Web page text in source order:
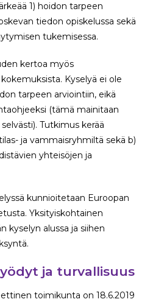
1) hoidon tarpeen
tiedon opiskelussa sekä
tukemisessa.
kertoa myös
Kyselyä ei ole
tarpeen arviointiin, eikä
(tämä mainitaan
Tutkimus kerää
ja vammaisryhmiltä sekä b)
yhteisöjen ja
kunnioitetaan Euroopan
Yksityiskohtainen
kyselyn alussa ja siihen
ja turvallisuus
toimikunta on 18.6.2019